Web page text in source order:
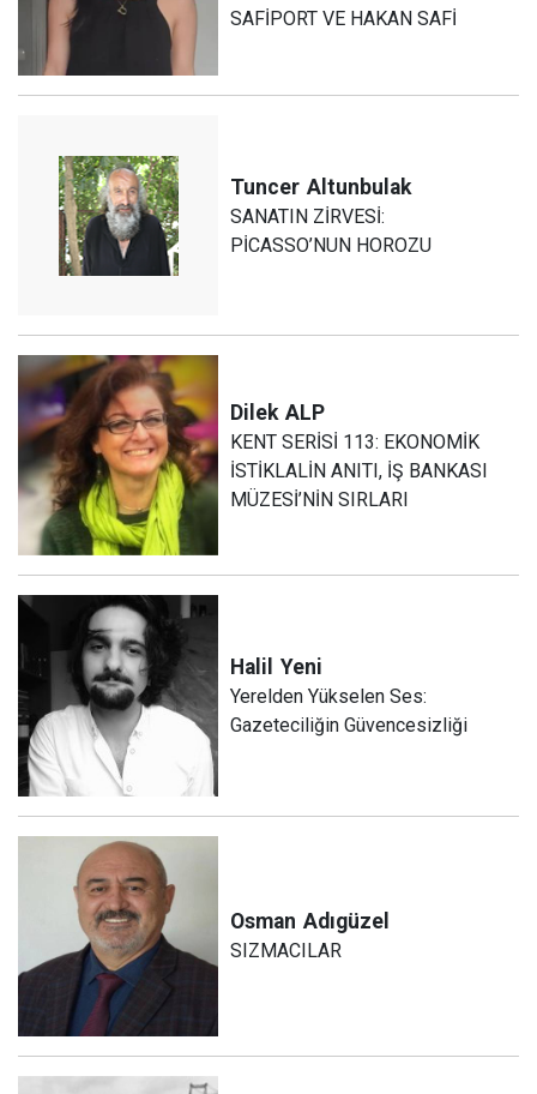
SAFİPORT VE HAKAN SAFİ
Tuncer Altunbulak
SANATIN ZİRVESİ:
PİCASSO’NUN HOROZU
Dilek ALP
KENT SERİSİ 113: EKONOMİK
İSTİKLALİN ANITI, İŞ BANKASI
MÜZESİ’NİN SIRLARI
Halil Yeni
Yerelden Yükselen Ses:
Gazeteciliğin Güvencesizliği
Osman Adıgüzel
SIZMACILAR